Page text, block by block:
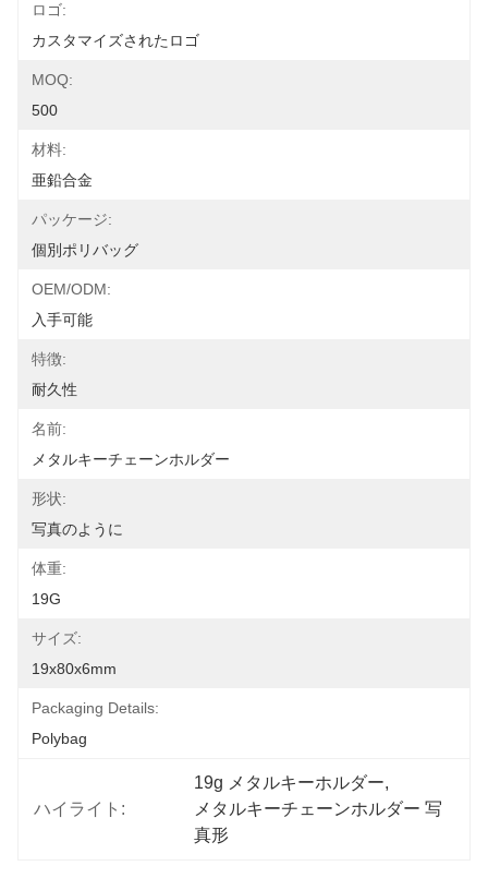
ロゴ:
カスタマイズされたロゴ
MOQ:
500
材料:
亜鉛合金
パッケージ:
個別ポリバッグ
OEM/ODM:
入手可能
特徴:
耐久性
名前:
メタルキーチェーンホルダー
形状:
写真のように
体重:
19G
サイズ:
19x80x6mm
Packaging Details:
Polybag
ハイライト:
19g メタルキーホルダー,
メタルキーチェーンホルダー 写
真形